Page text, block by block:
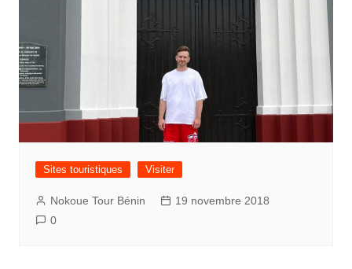
Sites touristiques Visiter
Nokoue Tour Bénin
19 novembre 2018
0